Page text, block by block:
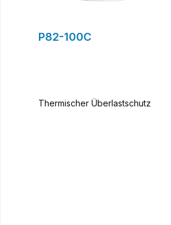
P82-100C
Thermischer Überlastschutz